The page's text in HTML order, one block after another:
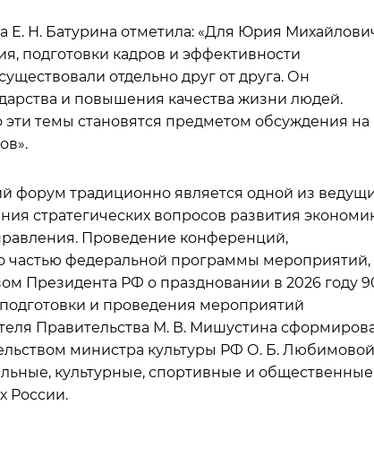
Н. Батурина отметила: «Для Юрия
подготовки кадров и эффективности
отдельно друг от друга. Он
и повышения качества жизни людей.
темы становятся предметом обсуждения на
форум традиционно является одной из
стратегических вопросов развития
Проведение конференций,
федеральной программы мероприятий,
Президента РФ о праздновании в 2026 году
и проведения мероприятий
Правительства М. В. Мишустина
министра культуры РФ О. Б.
культурные, спортивные и общественные
России.